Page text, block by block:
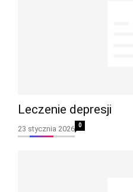
Leczenie depresji
23 stycznia 2026 0